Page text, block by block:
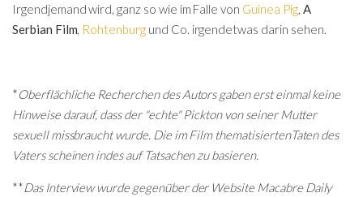
Irgendjemand wird, ganz so wie im Falle von Guinea Pig, A
Serbian Film Rohtenburg und Co. irgendetwas darin sehen.
*Oberflächliche Recherchen des Autors gaben erst einmal keine
Hinweise darauf, dass der "echte" Pickton von seiner Mutter
sexuell missbraucht wurde. Die im Film thematisiertenTaten des
Vaters scheinen indes auf Tatsachen zu basieren.
**Das Interview wurde gegenüber der Website Macabre Daily